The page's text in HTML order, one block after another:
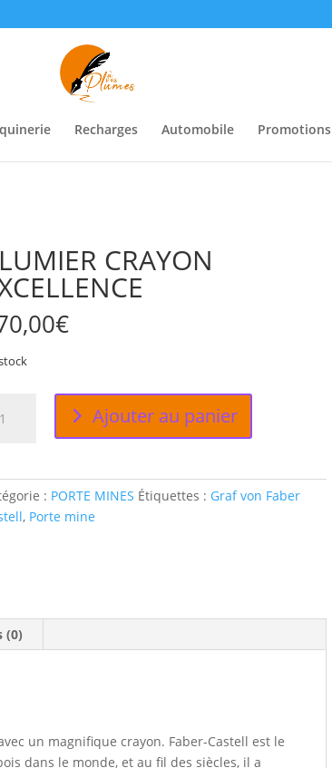
Recharges Automobile Promotions
CRAYON
€
Ajouter au panier
: PORTE MINES Étiquettes : Graf von Faber
, Porte mine
(0)
un magnifique crayon. Faber-Castell est le
dans le monde, et au fil des siècles, il a